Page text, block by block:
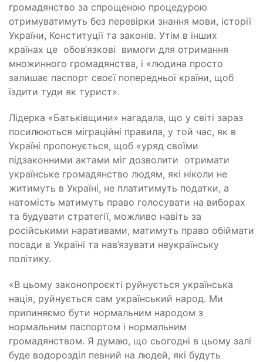
громадянство за спрощеною процедурою
отримуватимуть без перевірки знання мови, історії
України, Конституції та законів. Утім в інших
країнах це обов‘язкові вимоги для отримання
множинного громадянства, і «людина просто
залишає паспорт своєї попередньої країни, щоб
їздити туди як турист».
Лідерка «Батьківщини» нагадала, що у світі зараз
посилюються міграційні правила, у той час, як в
Україні пропонується, щоб «уряд своїми
підзаконними актами міг дозволити отримати
українське громадянство людям, які ніколи не
житимуть в Україні, не платитимуть податки, а
натомість матимуть право голосувати на виборах
та будувати стратегії, можливо навіть за
російськими наративами, матимуть право обіймати
посади в Україні та нав’язувати неукраїнську
політику.
«В цьому законопроєкті руйнується українська
нація, руйнується сам український народ. Ми
припиняємо бути нормальним народом з
нормальним паспортом і нормальним
громадянством. Я думаю, що сьогодні в цьому залі
буде водорозділ певний на людей, які будуть